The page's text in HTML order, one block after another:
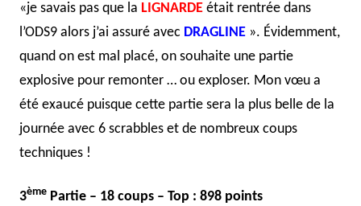
«je savais pas que la LIGNARDE était rentrée dans
l’ODS9 alors j’ai assuré avec DRAGLINE ». Évidemment,
quand on est mal placé, on souhaite une partie
explosive pour remonter … ou exploser. Mon vœu a
été exaucé puisque cette partie sera la plus belle de la
journée avec 6 scrabbles et de nombreux coups
techniques !
3ème Partie – 18 coups – Top : 898 points